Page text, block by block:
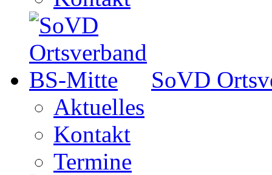
SoVD
Aktuelles
Kontakt
Termine